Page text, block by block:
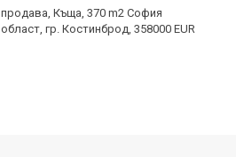
продава, Къща, 370 m2 София
област, гр. Костинброд, 358000 EUR